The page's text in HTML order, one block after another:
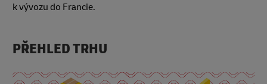
k vývozu do Francie.
PŘEHLED TRHU